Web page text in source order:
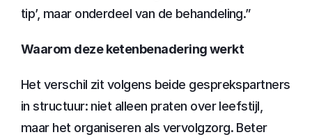
tip’, maar onderdeel van de behandeling.”
Waarom deze ketenbenadering werkt
Het verschil zit volgens beide gesprekspartners
in structuur: niet alleen praten over leefstijl,
maar het organiseren als vervolgzorg. Beter